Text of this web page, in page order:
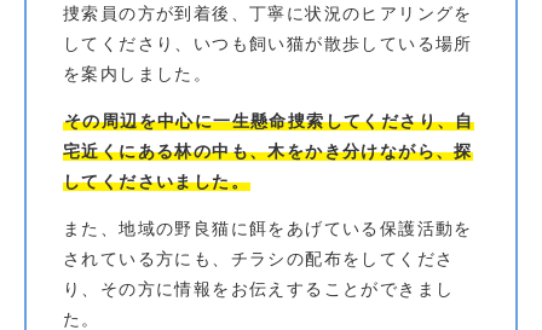
捜索員の方が到着後、丁寧に状況のヒアリングを
してくださり、いつも飼い猫が散歩している場所
を案内しました。
その周辺を中心に一生懸命捜索してくださり、自
宅近くにある林の中も、木をかき分けながら、探
してくださいました。
また、地域の野良猫に餌をあげている保護活動を
されている方にも、チラシの配布をしてくださ
り、その方に情報をお伝えすることができまし
た。